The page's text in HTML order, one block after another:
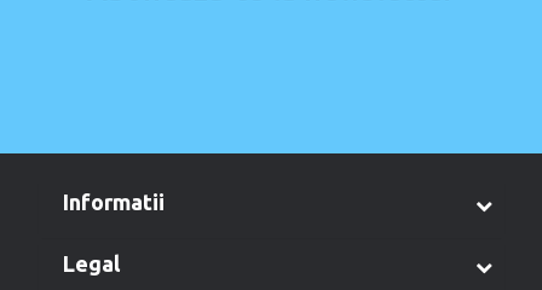
informatii
legal